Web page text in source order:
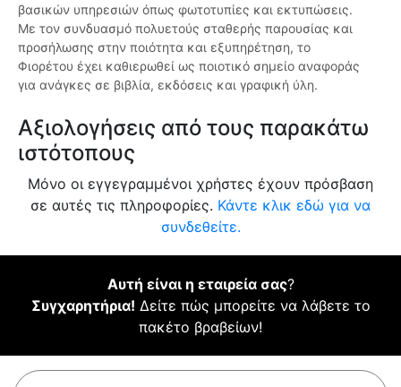
βασικών υπηρεσιών όπως φωτοτυπίες και εκτυπώσεις.
Με τον συνδυασμό πολυετούς σταθερής παρουσίας και
προσήλωσης στην ποιότητα και εξυπηρέτηση, το
Φιορέτου έχει καθιερωθεί ως ποιοτικό σημείο αναφοράς
για ανάγκες σε βιβλία, εκδόσεις και γραφική ύλη.
Αξιολογήσεις από τους παρακάτω
ιστότοπους
Μόνο οι εγγεγραμμένοι χρήστες έχουν πρόσβαση
σε αυτές τις πληροφορίες. Κάντε κλικ εδώ για να
συνδεθείτε.
Αυτή είναι η εταιρεία σας?
Συγχαρητήρια! Δείτε πώς μπορείτε να λάβετε το
πακέτο βραβείων!